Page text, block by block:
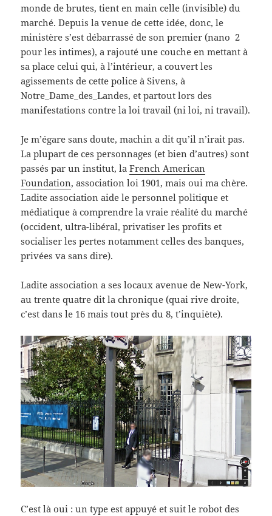
monde de brutes, tient en main celle (invisible) du
marché. Depuis la venue de cette idée, donc, le
ministère s’est débarrassé de son premier (nano 2
pour les intimes), a rajouté une couche en mettant à
sa place celui qui, à l’intérieur, a couvert les
agissements de cette police à Sivens, à
Notre_Dame_des_Landes, et partout lors des
manifestations contre la loi travail (ni loi, ni travail).
Je m’égare sans doute, machin a dit qu’il n’irait pas.
La plupart de ces personnages (et bien d’autres) sont
passés par un institut, laFrench American
Foundation, association loi 1901, mais oui ma chère.
Ladite association aide le personnel politique et
médiatique à comprendre la vraie réalité du marché
(occident, ultra-libéral, privatiser les profits et
socialiser les pertes notamment celles des banques,
privées va sans dire).
Ladite association a ses locaux avenue de New-York,
au trente quatre dit la chronique (quai rive droite,
c’est dans le 16 mais tout près du 8, t’inquiète).
C’est là oui : un type est appuyé et suit le robot des